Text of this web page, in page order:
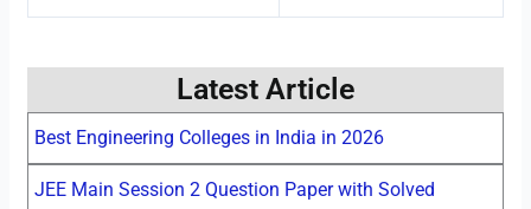
Latest Article
Best Engineering Colleges in India in 2026
JEE Main Session 2 Question Paper with Solved